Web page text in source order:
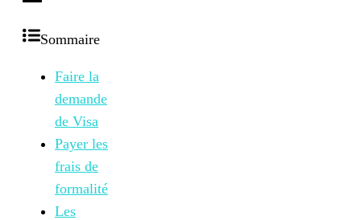
Sommaire
Faire la
demande
de Visa
Payer les
frais de
formalité
Les